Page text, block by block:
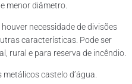
menor diâmetro.
necessidade de divisões
características. Pode ser
rural e para reserva de incêndio.
castelo d’água.